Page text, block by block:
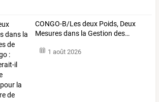
CONGO-B/Lesdeux Poids, Deux
Mesuresdans la Gestion des…
1 août 2026